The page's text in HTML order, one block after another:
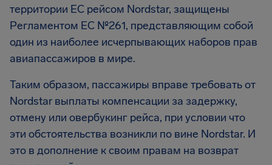
территории ЕС рейсом Nordstar, защищены
Регламентом EC №261, представляющим собой
один из наиболее исчерпывающих наборов прав
авиапассажиров в мире.
Таким образом, пассажиры вправе требовать от
Nordstar выплаты компенсации за задержку,
отмену или овербукинг рейса, при условии что
эти обстоятельства возникли по вине Nordstar. И
это в дополнение к своим правам на возврат